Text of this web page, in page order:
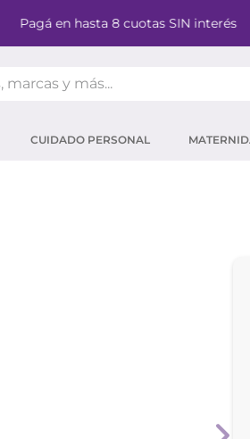
Pagá en hasta 8 cuotas SIN interés
CUIDADO PERSONAL